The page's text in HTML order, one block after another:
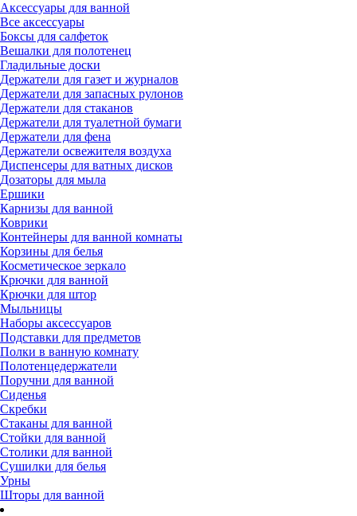
Аксессуары для ванной
Все аксессуары
Боксы для салфеток
Вешалки для полотенец
Гладильные доски
Держатели для газет и журналов
Держатели для запасных рулонов
Держатели для стаканов
Держатели для туалетной бумаги
Держатели для фена
Держатели освежителя воздуха
Диспенсеры для ватных дисков
Дозаторы для мыла
Ершики
Карнизы для ванной
Коврики
Контейнеры для ванной комнаты
Корзины для белья
Косметическое зеркало
Крючки для ванной
Крючки для штор
Мыльницы
Наборы аксессуаров
Подставки для предметов
Полки в ванную комнату
Полотенцедержатели
Поручни для ванной
Сиденья
Скребки
Стаканы для ванной
Стойки для ванной
Столики для ванной
Сушилки для белья
Урны
Шторы для ванной